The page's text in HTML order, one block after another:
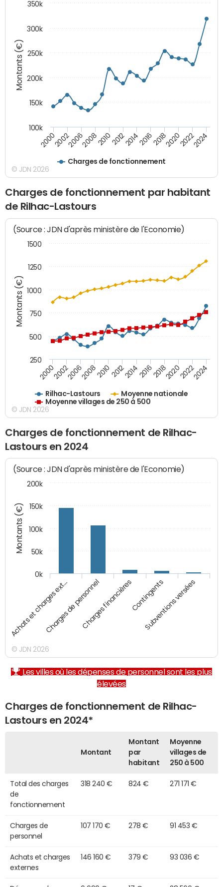
Montants (€)
Charges de fonctionnement
200020022006200820102012201420162018202020222024
100k
150k
200k
250k
300k
350k
© JDN 2026
Charges de fonctionnement par habitant
de Rilhac-Lastours
Montants (€)
(Source : JDN d'après ministère de l'Economie)
Rilhac-Lastours
Moyenne nationale
Moyenne villages de 250 à 500
200020022006200820102012201420162018202020222024
250
500
750
1000
1250
1500
© JDN 2026
Charges de fonctionnement de Rilhac-
Lastours en 2024
Montants (€)
(Source : JDN d'après ministère de l'Economie)
Achats et charges ext…Charges de personnelCharges financièresContingents
Subventions versées
0k
50k
100k
150k
200k
© JDN 2026
Les villes où les dépenses de personnel sont les plus
élevées
Charges de fonctionnement de Rilhac-
Lastours en 2024*
Montant
Montant
par
habitant
Moyenne
villages de
250 à 500
Total des charges
de
fonctionnement
318 240 € 824 € 271 171 €
Charges de
personnel
107 170 € 278 € 91 453 €
Achats et charges
externes
146 160 € 379 € 93 036 €